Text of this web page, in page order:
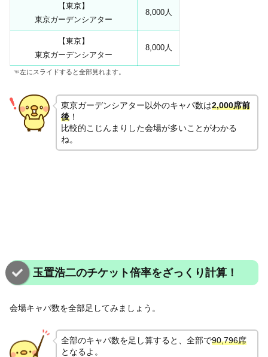
【東京】
東京ガーデンシアター
8,000人
【東京】
東京ガーデンシアター
8,000人
☜左にスライドすると全部見れます。
東京ガーデンシアター以外のキャパ数は2,000席前
後！
比較的こじんまりした会場が多いことがわかる
ね。
玉置浩二のチケット倍率をざっくり計算！
会場キャパ数を全部足してみましょう。
全部のキャパ数を足し算すると、全部で90,796席
となるよ。